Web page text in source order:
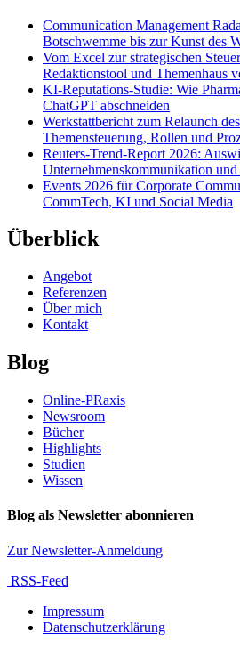
Communication Management
Botschwemme bis zur Kunst des
Vom Excel zur strategischen
Redaktionstool und Themenhaus
KI-Reputations-Studie: Wie
ChatGPT abschneiden
Werkstattbericht zum Relaunch
Themensteuerung, Rollen und
Reuters-Trend-Report 2026:
Unternehmenskommunikation
Events 2026 für Corporate
CommTech, KI und Social Media
Überblick
Angebot
Referenzen
Über mich
Kontakt
Blog
Online-PRaxis
Newsroom
Bücher
Highlights
Studien
Wissen
Blog als Newsletter abonnieren
Zur Newsletter-Anmeldung
RSS-Feed
Impressum
Datenschutzerklärung